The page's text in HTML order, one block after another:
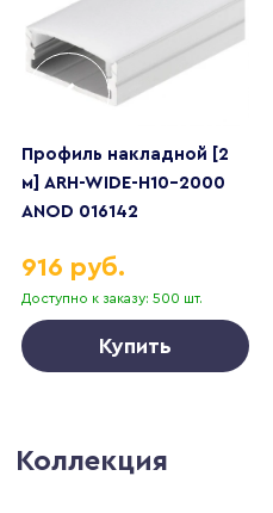
Профиль накладной [2
м] ARH-WIDE-H10-2000
ANOD 016142
Доступно к заказу: 500 шт.
916 руб.
Купить
Коллекция